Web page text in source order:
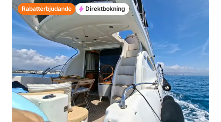
Rabatterbjudande Direktbokning